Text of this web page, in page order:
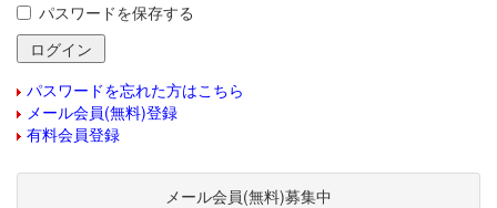
パスワードを保存する
パスワードを忘れた方はこちら
メール会員(無料)登録
有料会員登録
メール会員(無料)募集中